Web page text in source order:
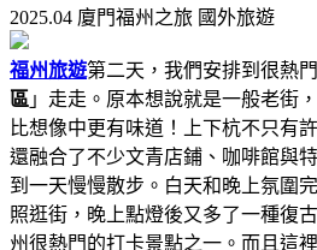
2025.04 廈門福州之旅 國外旅遊
福州旅遊第二天，我們安排到很熱
區 」走走。原本想說就是一般老街
比想像中更有味道！上下杭不只有
還融合了不少文青店鋪、咖啡館與
到一天慢慢散步。白天和晚上氛圍
照逛街，晚上點燈後又多了一種復
州很熱門的打卡景點之一。而且這